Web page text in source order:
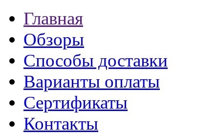
Главная
Обзоры
Способы доставки
Варианты оплаты
Сертификаты
Контакты